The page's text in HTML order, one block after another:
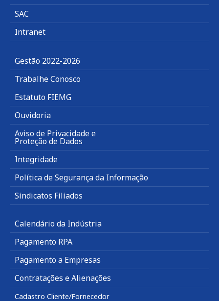
SAC
Intranet
Gestão 2022-2026
Trabalhe Conosco
Estatuto FIEMG
Ouvidoria
Aviso de Privacidade e
Proteção de Dados
Integridade
Política de Segurança da Informação
Sindicatos Filiados
Calendário da Indústria
Pagamento RPA
Pagamento a Empresas
Contratações e Alienações
Cadastro Cliente/Fornecedor